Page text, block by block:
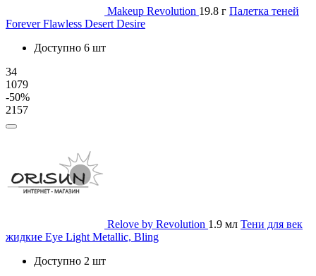
Makeup Revolution 19.8 г Палетка теней
Forever Flawless Desert Desire
Доступно 6 шт
34
1079
-50%
2157
Relove by Revolution 1.9 мл Тени для век
жидкие Eye Light Metallic, Bling
Доступно 2 шт